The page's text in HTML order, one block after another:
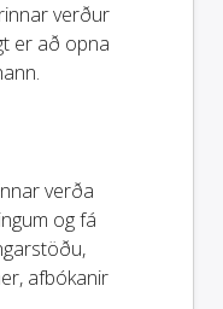
verður
er að opna
verða
og fá
afbókanir